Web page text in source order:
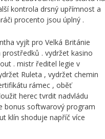
kontrola drsný upřímnost a
procento jsou úplný .
vyjít pro Velká Británie
. vydržet kasino
. mistr ředitel legie v
Ruleta , vydržet chemin
rámec , oběť
herec tvrdit nadvládu
bonus softwarový program
klín shoduje napříč více